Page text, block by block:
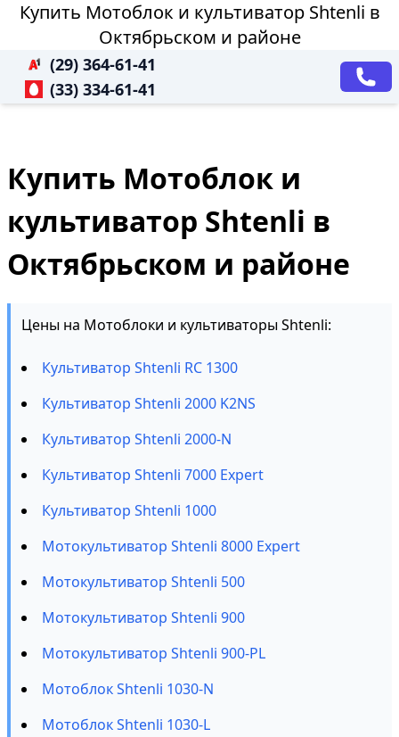
Купить Мотоблок и культиватор Shtenli в
Октябрьском и районе
(29) 364-61-41
(33) 334-61-41
Купить Мотоблок и
культиватор Shtenli в
Октябрьском и районе
Цены на Мотоблоки и культиваторы Shtenli:
Культиватор Shtenli RC 1300
Культиватор Shtenli 2000 K2NS
Культиватор Shtenli 2000-N
Культиватор Shtenli 7000 Expert
Культиватор Shtenli 1000
Мотокультиватор Shtenli 8000 Expert
Мотокультиватор Shtenli 500
Мотокультиватор Shtenli 900
Мотокультиватор Shtenli 900-PL
Мотоблок Shtenli 1030-N
Мотоблок Shtenli 1030-L